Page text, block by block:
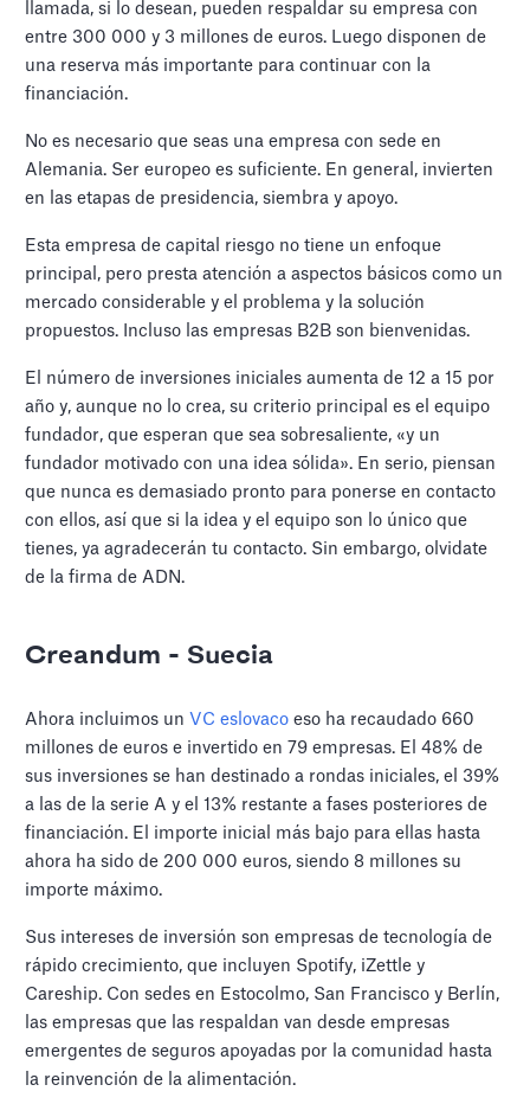
llamada, si lo desean, pueden respaldar su empresa con
entre 300 000 y 3 millones de euros. Luego disponen de
una reserva más importante para continuar con la
financiación.
No es necesario que seas una empresa con sede en
Alemania. Ser europeo es suficiente. En general, invierten
en las etapas de presidencia, siembra y apoyo.
Esta empresa de capital riesgo no tiene un enfoque
principal, pero presta atención a aspectos básicos como un
mercado considerable y el problema y la solución
propuestos. Incluso las empresas B2B son bienvenidas.
El número de inversiones iniciales aumenta de 12 a 15 por
año y, aunque no lo crea, su criterio principal es el equipo
fundador, que esperan que sea sobresaliente, «y un
fundador motivado con una idea sólida». En serio, piensan
que nunca es demasiado pronto para ponerse en contacto
con ellos, así que si la idea y el equipo son lo único que
tienes, ya agradecerán tu contacto. Sin embargo, olvidate
de la firma de ADN.
Creandum - Suecia
Ahora incluimos unVC eslovaco eso ha recaudado 660
millones de euros e invertido en 79 empresas. El 48% de
sus inversiones se han destinado a rondas iniciales, el 39%
a las de la serie A y el 13% restante a fases posteriores de
financiación. El importe inicial más bajo para ellas hasta
ahora ha sido de 200 000 euros, siendo 8 millones su
importe máximo.
Sus intereses de inversión son empresas de tecnología de
rápido crecimiento, que incluyen Spotify, iZettle y
Careship. Con sedes en Estocolmo, San Francisco y Berlín,
las empresas que las respaldan van desde empresas
emergentes de seguros apoyadas por la comunidad hasta
la reinvención de la alimentación.